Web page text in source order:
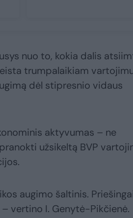
nuo to, kokia dalis
trumpalaikiam
dėl stipresnio vidaus
aktyvumas – ne
užsikeltą BVP
augimo šaltinis.
vertino I. Genytė-Pikčienė.